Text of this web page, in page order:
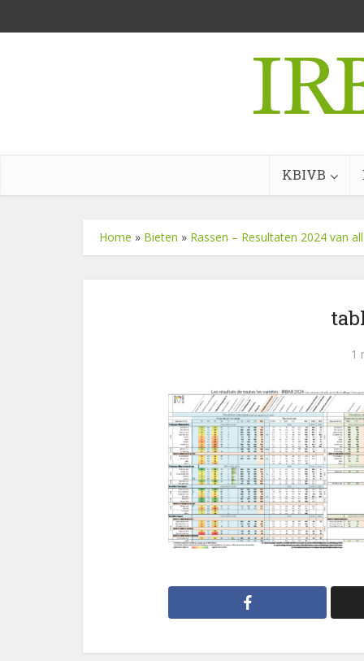
KBIVB
Home » Bieten » Rassen – Resultaten 2024 van
1